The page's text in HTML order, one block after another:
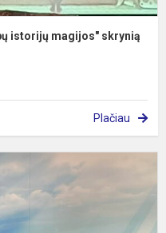
istorijų magijos" skrynią
Plačiau